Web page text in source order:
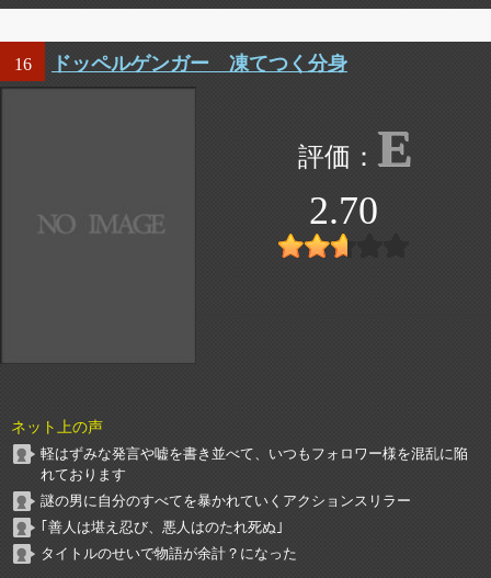
16 ドッペルゲンガー 凍てつく分身
E
2.70
ネット上の声
軽はずみな発言や嘘を書き並べて、いつもフォロワー様を混乱に陥
れております
謎の男に自分のすべてを暴かれていくアクションスリラー
｢善人は堪え忍び、悪人はのたれ死ぬ｣
タイトルのせいで物語が余計？になった